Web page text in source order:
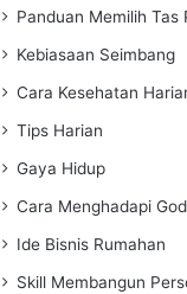
Panduan Memilih Tas
Kebiasaan Seimbang
Cara Kesehatan
Tips Harian
Gaya Hidup
Cara Menghadapi
Ide Bisnis Rumahan
Skill Membangun